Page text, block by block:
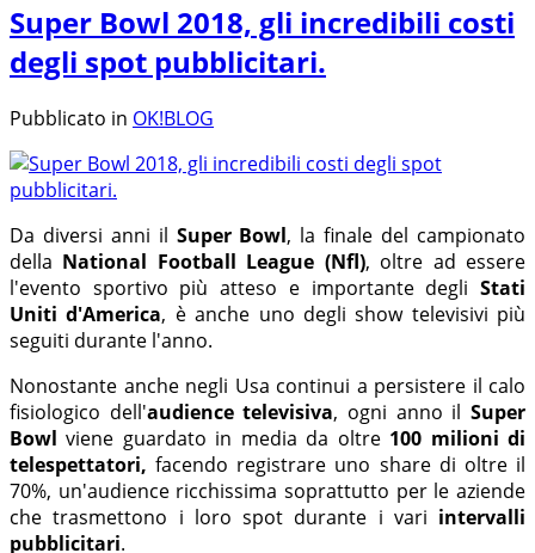
Super Bowl 2018, gli incredibili costi
degli spot pubblicitari.
Pubblicato in OK!BLOG
Da diversi anni il Super Bowl, la finale del campionato
della National Football League (Nfl), oltre ad essere
l'evento sportivo più atteso e importante degli Stati
Uniti d'America, è anche uno degli show televisivi più
seguiti durante l'anno.
Nonostante anche negli Usa continui a persistere il calo
fisiologico dell'audience televisiva, ogni anno ilSuper
Bowl viene guardato in media da oltre 100 milioni di
telespettatori, facendo registrare uno share di oltre il
70%, un'audience ricchissima soprattutto per le aziende
che trasmettono i loro spot durante i vari intervalli
pubblicitari.